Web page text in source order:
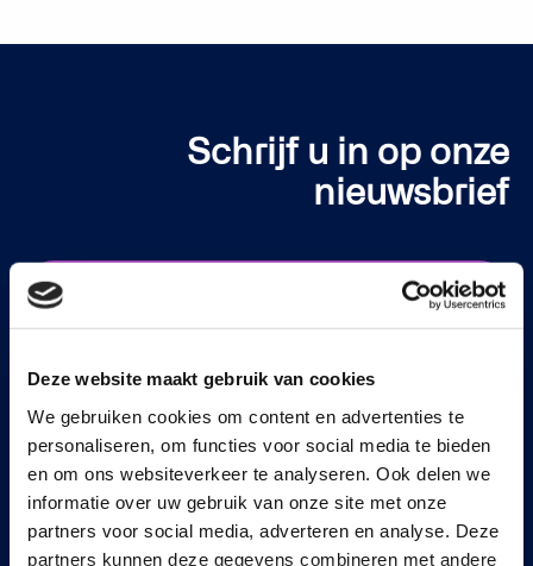
Deze website maakt gebruik van cookies
We gebruiken cookies om content en advertenties te
personaliseren, om functies voor social media te bieden
en om ons websiteverkeer te analyseren. Ook delen we
informatie over uw gebruik van onze site met onze
partners voor social media, adverteren en analyse. Deze
partners kunnen deze gegevens combineren met andere
Schrijf u in op onze
nieuwsbrief
Continia Software
Neem contact op